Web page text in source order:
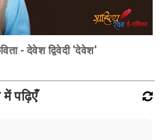
- देवेश द्विवेदी 'देवेश'
में पढ़िएँ